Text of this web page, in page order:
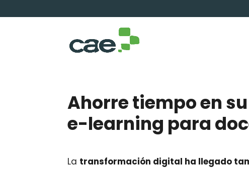
Ahorre tiempo en
e-learning para
La transformación digital ha llegado